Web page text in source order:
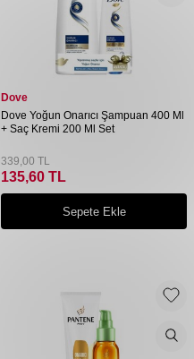
Dove
Dove Yoğun Onarıcı Şampuan 400 Ml
+ Saç Kremi 200 Ml Set
339,00 TL
135,60 TL
Sepete Ekle